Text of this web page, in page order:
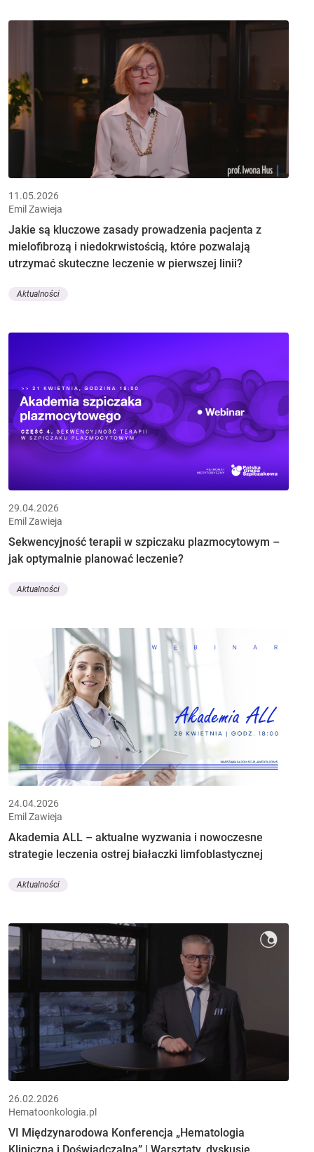
11.05.2026
Emil Zawieja
Jakie są kluczowe zasady prowadzenia pacjenta z
mielofibrozą i niedokrwistością, które pozwalają
utrzymać skuteczne leczenie w pierwszej linii?
Aktualności
29.04.2026
Emil Zawieja
Sekwencyjność terapii w szpiczaku plazmocytowym –
jak optymalnie planować leczenie?
Aktualności
24.04.2026
Emil Zawieja
Akademia ALL – aktualne wyzwania i nowoczesne
strategie leczenia ostrej białaczki limfoblastycznej
Aktualności
26.02.2026
Hematoonkologia.pl
VI Międzynarodowa Konferencja „Hematologia
Kliniczna i Doświadczalna” | Warsztaty, dyskusje,